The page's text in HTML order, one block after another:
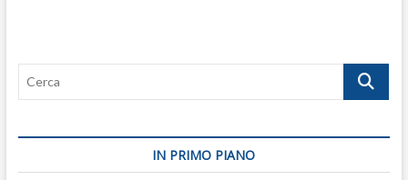
Cerca
IN PRIMO PIANO